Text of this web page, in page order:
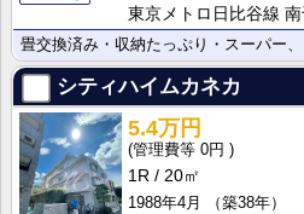
東京メトロ日比谷線
畳交換済み・収納たっぷり・スーパー
シティハイムカネカ
5.4万円
0円
1R
20㎡
1988年4月
（築38年）